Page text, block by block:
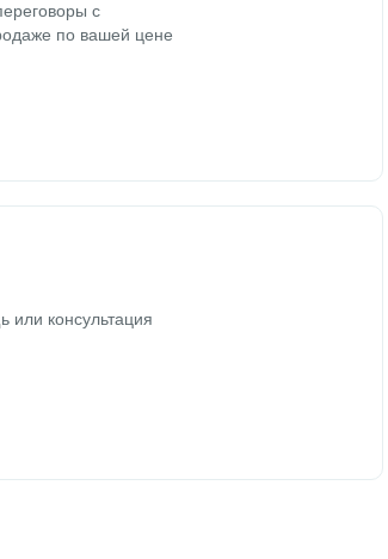
с
по вашей цене
консультация